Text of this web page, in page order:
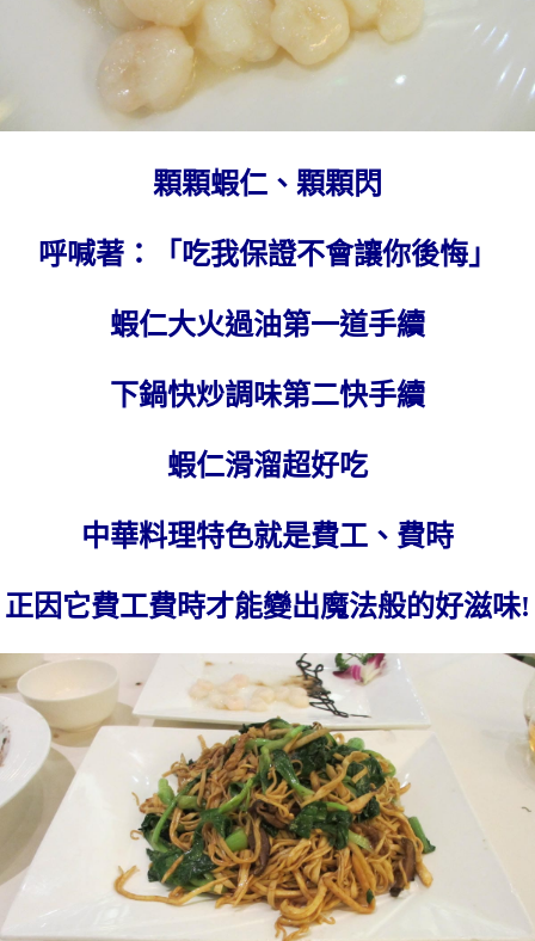
顆顆蝦仁、顆顆閃
呼喊著：「吃我保證不會讓你後悔」
蝦仁大火過油第一道手續
下鍋快炒調味第二快手續
蝦仁滑溜超好吃
中華料理特色就是費工、費時
正因它費工費時才能變出魔法般的好滋味!